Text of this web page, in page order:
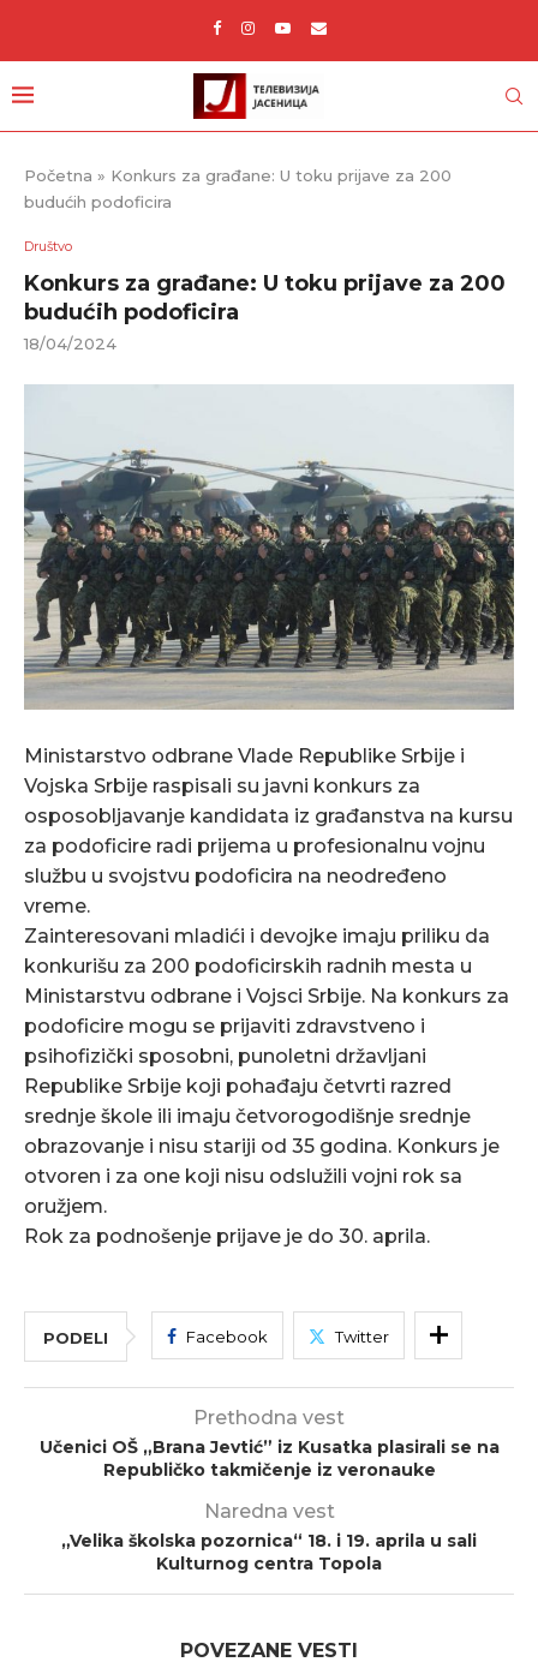
Početna » Konkurs za građane: U toku prijave za 200
budućih podoficira
Društvo
Konkurs za građane: U toku prijave za 200
budućih podoficira
18/04/2024
Ministarstvo odbrane Vlade Republike Srbije i
Vojska Srbije raspisali su javni konkurs za
osposobljavanje kandidata iz građanstva na kursu
za podoficire radi prijema u profesionalnu vojnu
službu u svojstvu podoficira na neodređeno
vreme.
Zainteresovani mladići i devojke imaju priliku da
konkurišu za 200 podoficirskih radnih mesta u
Ministarstvu odbrane i Vojsci Srbije. Na konkurs za
podoficire mogu se prijaviti zdravstveno i
psihofizički sposobni, punoletni državljani
Republike Srbije koji pohađaju četvrti razred
srednje škole ili imaju četvorogodišnje srednje
obrazovanje i nisu stariji od 35 godina. Konkurs je
otvoren i za one koji nisu odslužili vojni rok sa
oružjem.
Rok za podnošenje prijave je do 30. aprila.
PODELI Facebook Twitter
Prethodna vest
Učenici OŠ „Brana Jevtić” iz Kusatka plasirali se na
Republičko takmičenje iz veronauke
Naredna vest
„Velika školska pozornica“ 18. i 19. aprila u sali
Kulturnog centra Topola
POVEZANE VESTI